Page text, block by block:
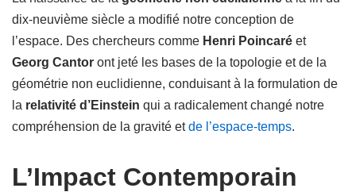
dix-neuvième siècle a modifié notre conception de
l’espace. Des chercheurs comme Henri Poincaré et
Georg Cantor ont jeté les bases de la topologie et de la
géométrie non euclidienne, conduisant à la formulation de
la relativité d’Einstein qui a radicalement changé notre
compréhension de la gravité etde l’espace-temps.
L’Impact Contemporain